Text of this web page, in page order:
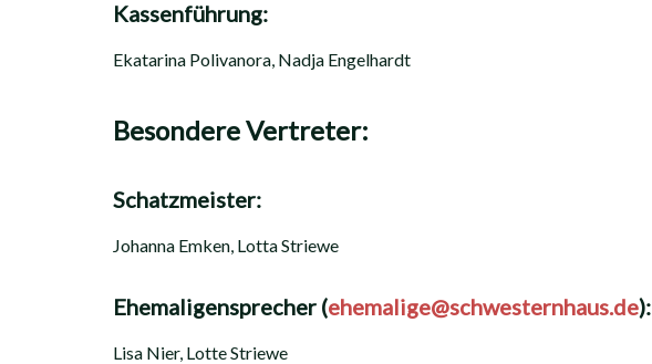
Kassenführung:
Ekatarina Polivanora, Nadja Engelhardt
Besondere Vertreter:
Schatzmeister:
Johanna Emken, Lotta Striewe
Ehemaligensprecher (ehemalige@schwesternhaus.de):
Lisa Nier, Lotte Striewe